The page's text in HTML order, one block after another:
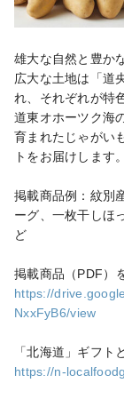
雄大な自然と豊か
広大な土地は「道
れ、それぞれが特
道東オホーツク海
育まれたじゃがい
トをお届けします。
掲載商品例：紋別
ーグ、一枚干しほ
ど
https://
NxxFyB6/view
https://n-